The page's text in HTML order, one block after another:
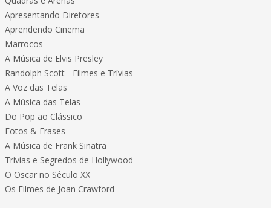
Apresentando Diretores
Aprendendo Cinema
Marrocos
A Música de Elvis Presley
Randolph Scott - Filmes e Trívias
A Voz das Telas
A Música das Telas
Do Pop ao Clássico
Fotos & Frases
A Música de Frank Sinatra
Trívias e Segredos de Hollywood
O Oscar no Século XX
Os Filmes de Joan Crawford